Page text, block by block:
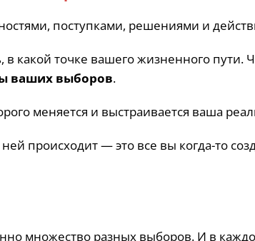
поступками, решениями и
в какой точке вашего жизненного
ваших выборов.
меняется и выстраивается ваша
происходит — это все вы когда-то
множество разных выборов. И в